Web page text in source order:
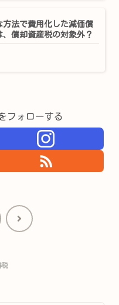
方法で費用化した減価償
、償却資産税の対象外？
ォローする
次
税